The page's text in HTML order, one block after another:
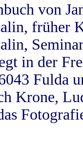
von
früher
in der
Fulda
Krone,